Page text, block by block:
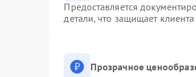
Предоставляется
детали, что защищает
Прозрачное